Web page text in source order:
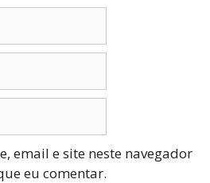
email e site neste navegador
eu comentar.